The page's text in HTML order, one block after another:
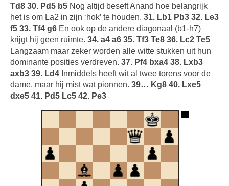
Td8 30. Pd5 b5 Nog altijd beseft Anand hoe belangrijk
het is om La2 in zijn ‘hok’ te houden. 31. Lb1 Pb3 32. Le3
f5 33. Tf4 g6 En ook op de andere diagonaal (b1-h7)
krijgt hij geen ruimte. 34. a4 a6 35. Tf3 Te8 36. Lc2 Te5
Langzaam maar zeker worden alle witte stukken uit hun
dominante posities verdreven. 37. Pf4 bxa4 38. Lxb3
axb3 39. Ld4 Inmiddels heeft wit al twee torens voor de
dame, maar hij mist wat pionnen. 39… Kg8 40. Lxe5
dxe5 41. Pd5 Lc5 42. Pe3